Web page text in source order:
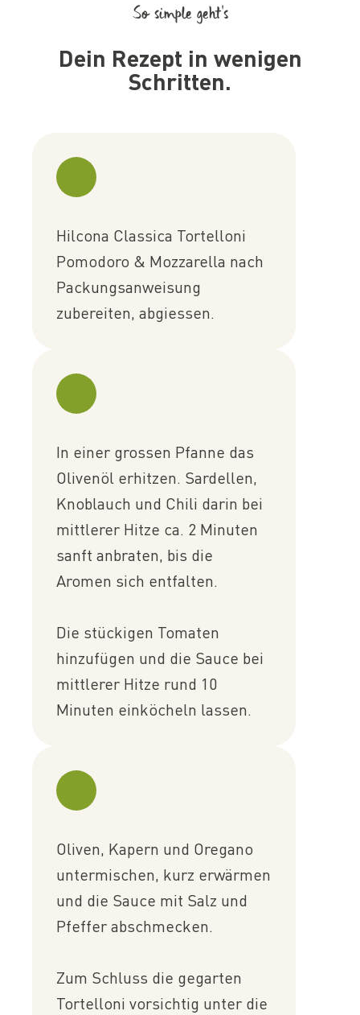
So simple geht’s
Dein Rezept in wenigen
Schritten.
Hilcona Classica Tortelloni
Pomodoro & Mozzarella nach
Packungsanweisung
zubereiten, abgiessen.
In einer grossen Pfanne das
Olivenöl erhitzen. Sardellen,
Knoblauch und Chili darin bei
mittlerer Hitze ca. 2 Minuten
sanft anbraten, bis die
Aromen sich entfalten.
Die stückigen Tomaten
hinzufügen und die Sauce bei
mittlerer Hitze rund 10
Minuten einköcheln lassen.
Oliven, Kapern und Oregano
untermischen, kurz erwärmen
und die Sauce mit Salz und
Pfeffer abschmecken.
Zum Schluss die gegarten
Tortelloni vorsichtig unter die